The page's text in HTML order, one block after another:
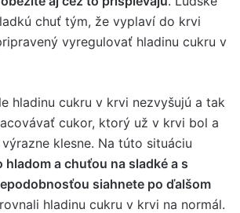
chuť tým, že vyplaví do krvi
vyregulovať hladinu cukru v
hladinu cukru v krvi nezvyšujú a tak
cukor, ktorý už v krvi bol a
klesne. Na túto situáciu
hladom a chuťou na sladké a s
siahnete po ďalšom
hladinu cukru v krvi na normál.